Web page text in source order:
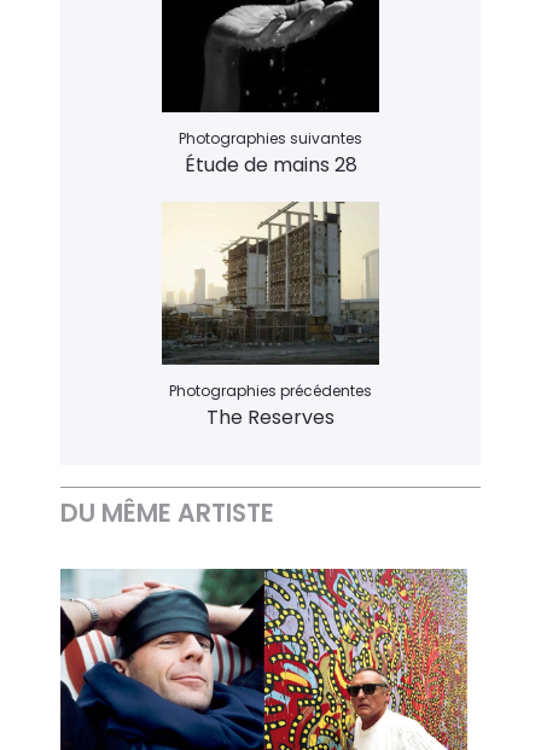
Photographies précédentes
The Reserves
Photographies suivantes
Étude de mains 28
DU MÊME ARTISTE